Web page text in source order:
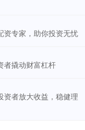
资专家，助你投资无忧
者撬动财富杠杆
资者放大收益，稳健理